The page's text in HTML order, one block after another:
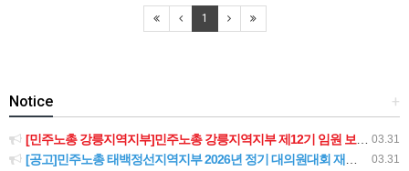
1
+
Notice
03.31
[민주노총 강릉지역지부]민주노총 강릉지역지부 제12기 임원 보궐선거결과 공고
03.31
[공고]민주노총 태백정선지역지부 2026년 정기 대의원대회 재소집 건